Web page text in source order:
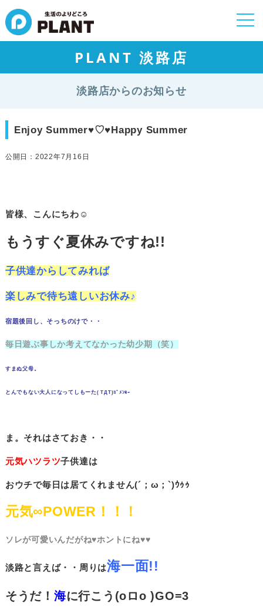
PLANT 淡路店
淡路店からのお知らせ
Enjoy Summer♥♡♥Happy Summer
公開日：2022年7月16日
皆様、こんにちわ☺
もうすぐ夏休みですね!!
子供達からしてみれば
楽しみで待ち遠しいお休み♪
宿題後回し、そっちのけで・・
毎日遊ぶ事しか考えてなかった幼少期（笑）
すまぬ父母。
とんでもない大人になってしもーた( TДT)ｺﾞﾒﾝﾖｰ
ま。それはさておき・・
元気ハツラツ子供達は
おウチで毎日は居てくれません(´；ω；`)ｳｩｩ
元気∞POWER！！！
ソレが可愛いんだがね♥ホントにね♥♥
淡路と言えば・・周りは海一面!!
そうだ！ 海に行こう(oロo )GO=3